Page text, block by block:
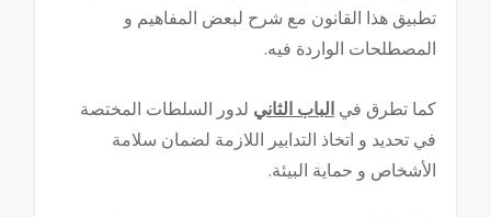
تطبيق هذا القانون مع شرح لبعض المفاهيم و
المصطلحات الواردة فيه.
كما تطرق في الباب الثاني لدور السلطات المختصة
في تحديد و اتخاذ التدابير اللازمة لضمان سلامة
الأشخاص و حماية البيئة.